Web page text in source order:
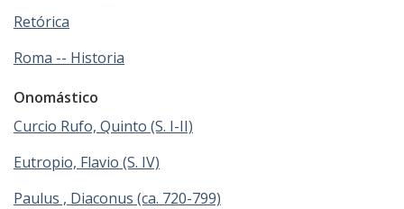
Retórica
Roma -- Historia
Onomástico
Curcio Rufo, Quinto (S. I-II)
Eutropio, Flavio (S. IV)
Paulus , Diaconus (ca. 720-799)